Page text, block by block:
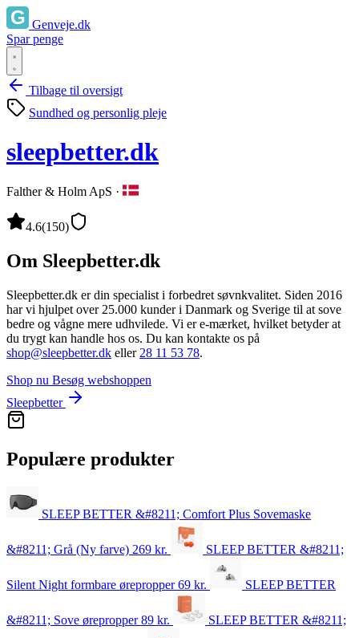
Genveje.dk
Spar penge
Tilbage til oversigt
Sundhed og personlig pleje
sleepbetter.dk
Falther & Holm ApS ·
4.6(150)
Om Sleepbetter.dk
Sleepbetter.dk er din specialist i forbedret søvnkvalitet. Siden 2016
har vi hjulpet over 25.000 kunder i Danmark og Sverige til at sove
bedre og vågne mere udhvilede. Vi er e-mærket, hvilket betyder at
du trygt kan handle hos os. Du kan kontakte os på
shop@sleepbetter.dk eller 28 11 53 78.
Shop nu Besøg webshoppen
Sleepbetter
Populære produkter
SLEEP BETTER &#8211; Comfort Plus Sovemaske
&#8211; Grå (Ny farve) 269 kr. SLEEP BETTER &#8211;
Silent Night formbare ørepropper69 kr. SLEEP BETTER
&#8211; Sove ørepropper89 kr. SLEEP BETTER &#8211;